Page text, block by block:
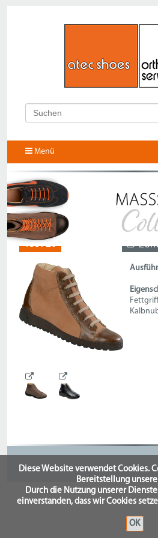
Diese Website verwendet Cookies.
Bereitstellung
Durch die Nutzung unserer
einverstanden, dass wir Cookies
OK
Menü
133720